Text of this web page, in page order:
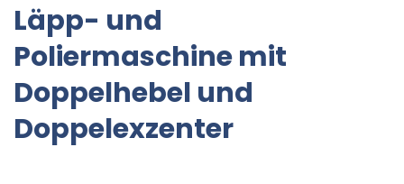
Läpp- und
Poliermaschine mit
Doppelhebel und
Doppelexzenter